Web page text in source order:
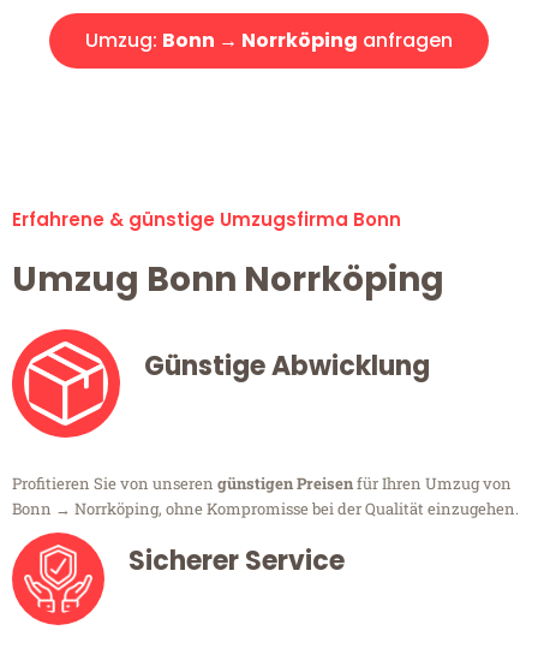
Umzug: Bonn → Norrköping anfragen
Erfahrene & günstige Umzugsfirma Bonn
Umzug Bonn Norrköping
Günstige Abwicklung
Profitieren Sie von unseren günstigen Preisenfür Ihren Umzug von
Bonn → Norrköping, ohne Kompromisse bei der Qualität einzugehen.
Sicherer Service